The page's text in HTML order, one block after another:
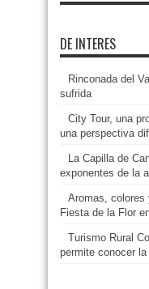
DE INTERES
Rinconada del
sufrida
City Tour, una
una perspectiva
La Capilla de
exponentes de la
Aromas, colores
Fiesta de la Flor
Turismo Rural
permite conocer